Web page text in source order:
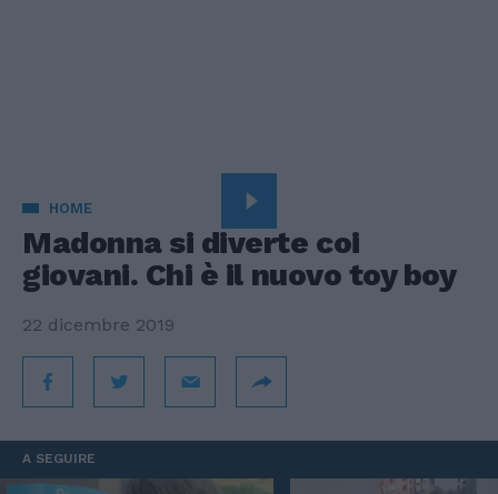
HOME
Madonna si diverte coi
giovani. Chi è il nuovo toy boy
22 dicembre 2019
A SEGUIRE